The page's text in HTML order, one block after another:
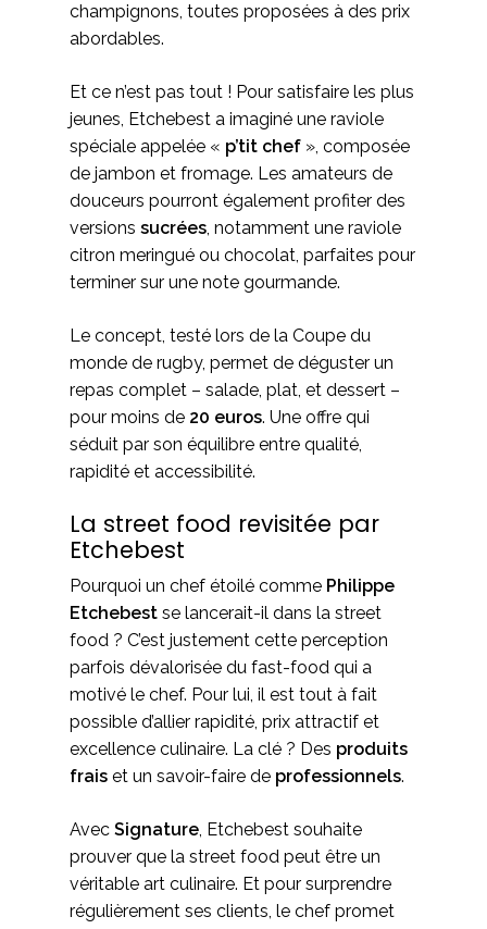
champignons, toutes proposées à des prix
abordables.
Et ce n’est pas tout ! Pour satisfaire les plus
jeunes, Etchebest a imaginé une raviole
spéciale appelée « p’tit chef », composée
de jambon et fromage. Les amateurs de
douceurs pourront également profiter des
versions sucrées, notamment une raviole
citron meringué ou chocolat, parfaites pour
terminer sur une note gourmande.
Le concept, testé lors de la Coupe du
monde de rugby, permet de déguster un
repas complet – salade, plat, et dessert –
pour moins de 20 euros. Une offre qui
séduit par son équilibre entre qualité,
rapidité et accessibilité.
La street food revisitée par
Etchebest
Pourquoi un chef étoilé comme Philippe
Etchebest se lancerait-il dans la street
food ? C’est justement cette perception
parfois dévalorisée du fast-food qui a
motivé le chef. Pour lui, il est tout à fait
possible d’allier rapidité, prix attractif et
excellence culinaire. La clé ? Des produits
frais et un savoir-faire de professionnels.
Avec Signature, Etchebest souhaite
prouver que la street food peut être un
véritable art culinaire. Et pour surprendre
régulièrement ses clients, le chef promet